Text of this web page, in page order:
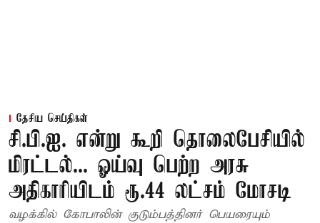
தேசிய செய்திகள்
சி.பி.ஐ. என்று கூறி தொலைபேசியில்
மிரட்டல்... ஓய்வு பெற்ற அரசு
அதிகாரியிடம் ரூ.44 லட்சம் மோசடி
வழக்கில் கோபாலின் குடும்பத்தினர் பெயரையும்